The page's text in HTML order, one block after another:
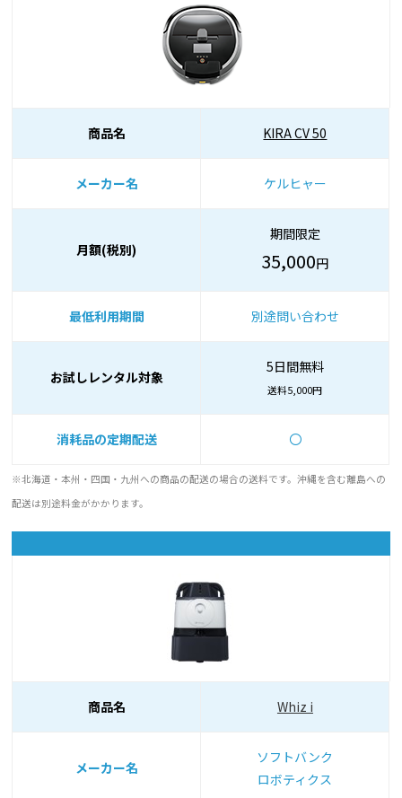
商品名 KIRA CV 50
メーカー名 ケルヒャー
月額(税別)
期間限定
35,000円
最低利用期間 別途問い合わせ
お試しレンタル対象
5日間無料
送料5,000円
消耗品の定期配送 〇
※北海道・本州・四国・九州への商品の配送の場合の送料です。沖縄を含む離島への
配送は別途料金がかかります。
商品名 Whiz i
メーカー名
ソフトバンク
ロボティクス